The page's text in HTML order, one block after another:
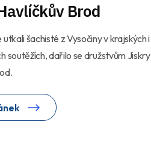
Brod
utkali šachisté z Vysočiny v krajských i
soutěžích, dařilo se družstvům Jiskry